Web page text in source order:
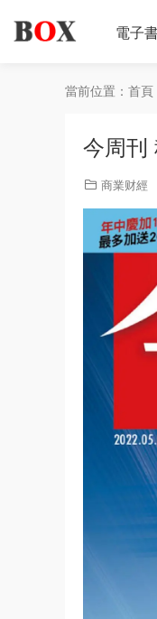
電子
當前位置： 首頁
今周刊
商業财經